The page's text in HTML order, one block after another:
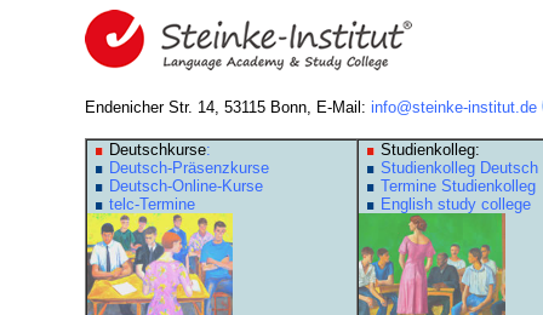
Endenicher Str. 14, 53115 Bonn, E-Mail: info@steinke-institut.de
Deutschkurse:
Deutsch-Präsenzkurse
Deutsch-Online-Kurse
telc-Termine
Studienkolleg:
Studienkolleg Deutsch
Termine Studienkolleg
English study college